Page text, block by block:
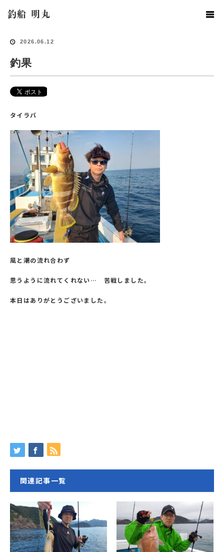
釣船 明丸
釣果情報
2026.06.12
釣果
タイラバ
風と潮の流れ合わず
思うように流れてくれない… 苦戦しました。
本日はありがとうございました。
関連記事一覧